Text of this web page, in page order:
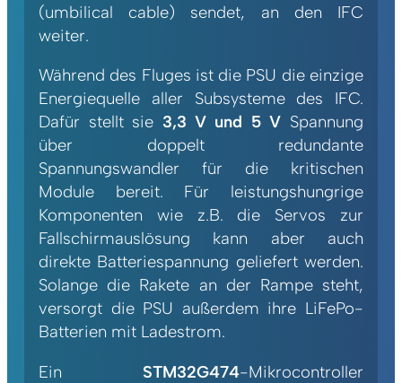
(umbilical cable) sendet, an den IFC
weiter.
Während des Fluges ist die PSU die einzige
Energiequelle aller Subsysteme des IFC.
Dafür stellt sie 3,3 V und 5 V Spannung
über doppelt redundante
Spannungswandler für die kritischen
Module bereit. Für leistungshungrige
Komponenten wie z.B. die Servos zur
Fallschirmauslösung kann aber auch
direkte Batteriespannung geliefert werden.
Solange die Rakete an der Rampe steht,
versorgt die PSU außerdem ihre LiFePo-
Batterien mit Ladestrom.
Ein STM32G474-Mikrocontroller